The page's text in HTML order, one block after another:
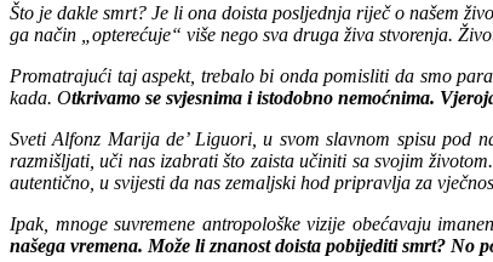
Što je dakle smrt? Je li ona doista posljednja riječ o našem
ga način „opterećuje“ više nego sva druga živa stvorenja.
Promatrajući taj aspekt, trebalo bi onda pomisliti da smo
kada. Otkrivamo se svjesnima i istodobno nemoćnima.
Sveti Alfonz Marija de’ Liguori, u svom slavnom spisu pod
razmišljati, uči nas izabrati što zaista učiniti sa svojim
autentično, u svijesti da nas zemaljski hod pripravlja za
Ipak, mnoge suvremene antropološke vizije obećavaju
našega vremena. Može li znanost doista pobijediti smrt? No